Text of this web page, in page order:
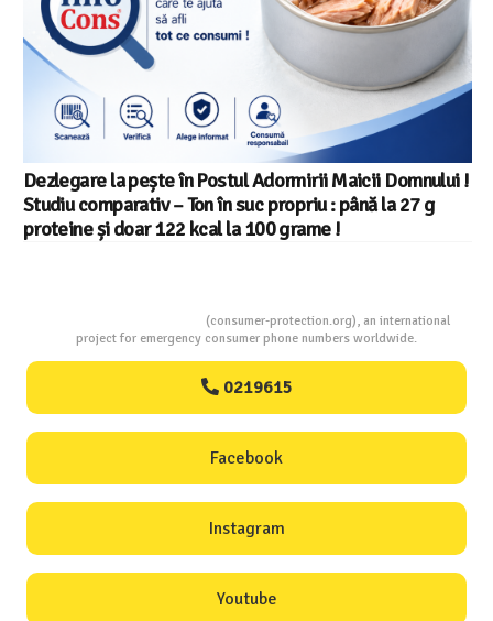
Dezlegare la pește în Postul Adormirii Maicii Domnului !
Studiu comparativ – Ton în suc propriu : până la 27 g
proteine și doar 122 kcal la 100 grame !
(consumer-protection.org), an international
project for emergency consumer phone numbers worldwide.
0219615
Facebook
Instagram
Youtube